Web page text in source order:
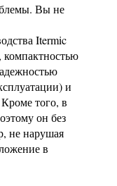
Вы не
Itermic
компактностью
и
того, в
он без
не нарушая
в